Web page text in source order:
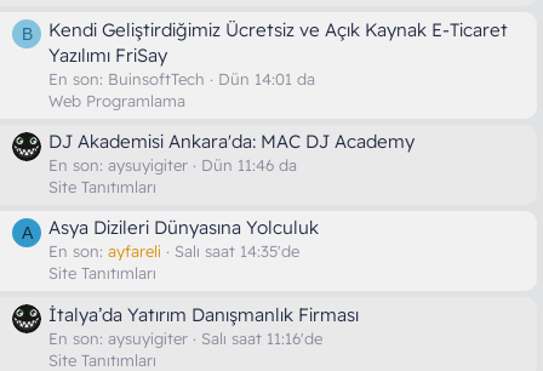
B
Kendi Geliştirdiğimiz Ücretsiz ve Açık Kaynak E-Ticaret
Yazılımı FriSay
En son: BuinsoftTech
Dün 14:01 da
Web Programlama
DJ Akademisi Ankara'da: MAC DJ Academy
En son: aysuyigiter
Dün 11:46 da
Site Tanıtımları
A Asya Dizileri Dünyasına Yolculuk
En son: ayfareli
Salı saat 14:35'de
Site Tanıtımları
İtalya’da Yatırım Danışmanlık Firması
En son: aysuyigiter
Salı saat 11:16'de
Site Tanıtımları